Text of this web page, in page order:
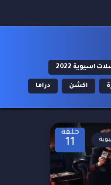
اسيوية 2022
اكشن دراما
حلقة
11